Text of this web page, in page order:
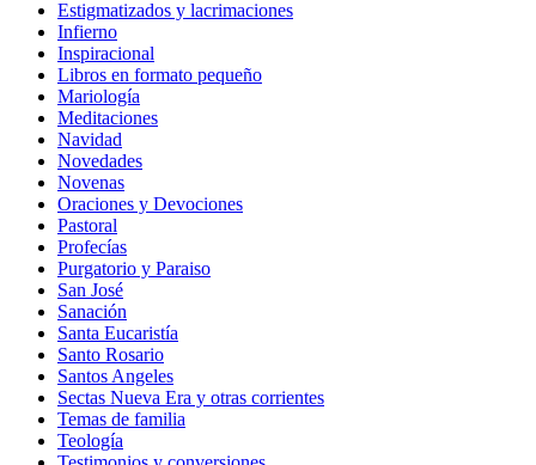
Estigmatizados y lacrimaciones
Infierno
Inspiracional
Libros en formato pequeño
Mariología
Meditaciones
Navidad
Novedades
Novenas
Oraciones y Devociones
Pastoral
Profecías
Purgatorio y Paraiso
San José
Sanación
Santa Eucaristía
Santo Rosario
Santos Angeles
Sectas Nueva Era y otras corrientes
Temas de familia
Teología